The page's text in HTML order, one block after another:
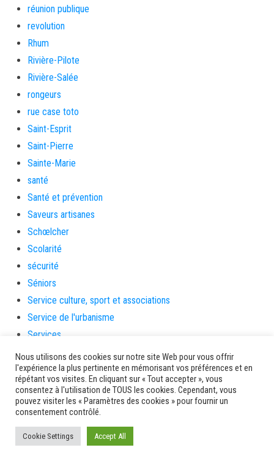
réunion publique
revolution
Rhum
Rivière-Pilote
Rivière-Salée
rongeurs
rue case toto
Saint-Esprit
Saint-Pierre
Sainte-Marie
santé
Santé et prévention
Saveurs artisanes
Schœlcher
Scolarité
sécurité
Séniors
Service culture, sport et associations
Service de l'urbanisme
Services
sinistrés
social
Solidarité
Solidarités
souris
Nous utilisons des cookies sur notre site Web pour vous offrir
l'expérience la plus pertinente en mémorisant vos préférences et en
répétant vos visites. En cliquant sur « Tout accepter », vous
consentez à l'utilisation de TOUS les cookies. Cependant, vous
pouvez visiter les « Paramètres des cookies » pour fournir un
consentement contrôlé.
Cookie Settings Accept All